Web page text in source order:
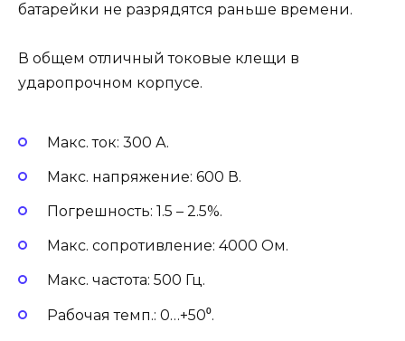
батарейки не разрядятся раньше времени.
В общем отличный токовые клещи в
ударопрочном корпусе.
Макс. ток: 300 А.
Макс. напряжение: 600 В.
Погрешность: 1.5 – 2.5%.
Макс. сопротивление: 4000 Ом.
Макс. частота: 500 Гц.
Рабочая темп.: 0…+50⁰.